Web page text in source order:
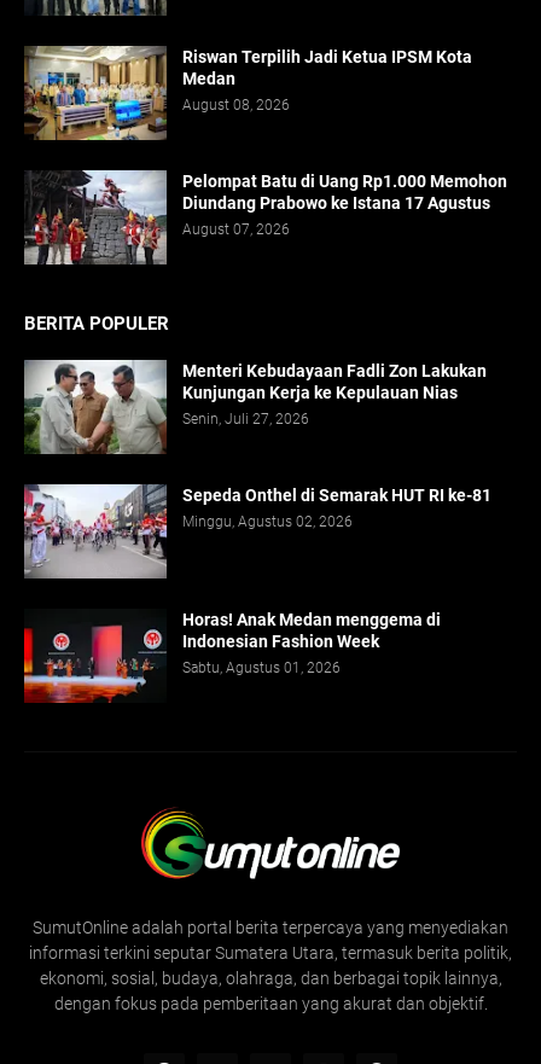
Riswan Terpilih Jadi Ketua IPSM Kota
Medan
August 08, 2026
Pelompat Batu di Uang Rp1.000 Memohon
Diundang Prabowo ke Istana 17 Agustus
August 07, 2026
BERITA POPULER
Menteri Kebudayaan Fadli Zon Lakukan
Kunjungan Kerja ke Kepulauan Nias
Senin, Juli 27, 2026
Sepeda Onthel di Semarak HUT RI ke-81
Minggu, Agustus 02, 2026
Horas! Anak Medan menggema di
Indonesian Fashion Week
Sabtu, Agustus 01, 2026
SumutOnline adalah portal berita terpercaya yang menyediakan
informasi terkini seputar Sumatera Utara, termasuk berita politik,
ekonomi, sosial, budaya, olahraga, dan berbagai topik lainnya,
dengan fokus pada pemberitaan yang akurat dan objektif.